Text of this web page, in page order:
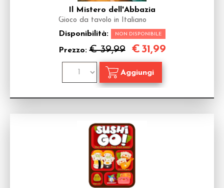
Il Mistero dell'Abbazia
Gioco da tavolo in Italiano
Disponibilità: NON DISPONIBILE
Prezzo:€ 39,99 € 31,99